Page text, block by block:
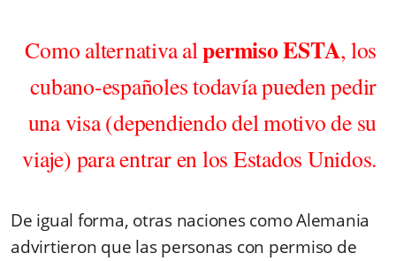
Como alternativa alpermiso ESTA, los
cubano-españoles todavía pueden pedir
una visa (dependiendo del motivo de su
viaje) para entrar en los Estados Unidos.
De igual forma, otras naciones como Alemania
advirtieron que las personas con permiso de